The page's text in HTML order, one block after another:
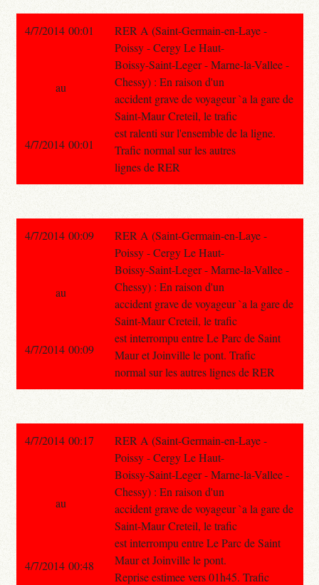
4/7/2014 00:01
RER A (Saint-Germain-en-Laye -
Poissy - Cergy Le Haut-
Boissy-Saint-Leger - Marne-la-Vallee -
Chessy) : En raison d'un
accident grave de voyageur `a la gare de
Saint-Maur Creteil, le trafic
est ralenti sur l'ensemble de la ligne.
Trafic normal sur les autres
lignes de RER
au
4/7/2014 00:01
4/7/2014 00:09
RER A (Saint-Germain-en-Laye -
Poissy - Cergy Le Haut-
Boissy-Saint-Leger - Marne-la-Vallee -
Chessy) : En raison d'un
accident grave de voyageur `a la gare de
Saint-Maur Creteil, le trafic
est interrompu entre Le Parc de Saint
Maur et Joinville le pont. Trafic
normal sur les autres lignes de RER
au
4/7/2014 00:09
4/7/2014 00:17
RER A (Saint-Germain-en-Laye -
Poissy - Cergy Le Haut-
Boissy-Saint-Leger - Marne-la-Vallee -
Chessy) : En raison d'un
accident grave de voyageur `a la gare de
Saint-Maur Creteil, le trafic
est interrompu entre Le Parc de Saint
Maur et Joinville le pont.
Reprise estimee vers 01h45. Trafic
au
4/7/2014 00:48